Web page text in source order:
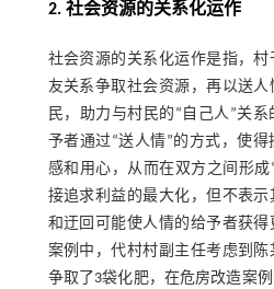
2. 社会资源的关系化运作
社会资源的关系化运作是指，
友关系争取社会资源，再以送
民，助力与村民的“自己人”关
予者通过“送人情”的方式，使
感和用心，从而在双方之间形
接追求利益的最大化，但不表
和迂回可能使人情的给予者获
案例中，代村村副主任考虑到
争取了3袋化肥，在危房改造案